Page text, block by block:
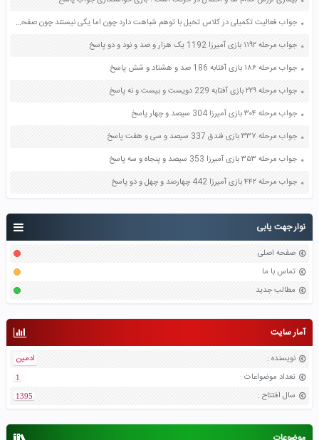
نوار جهت یابی
صفحه اصلی
تماس با ما
مطالب جدید
آمار سایت
نویسنده :
ادمین
تعداد موضواعات :
1
سال افتتاح :
1395
جواب فعالیت تکمیلی در کلاس تخیل با توهم شباهت دارد چون اما یکی نیستند چون صفحه 125 کتاب تفکر و سبک زندگی هشتم
جواب مرحله ۱۱۹۲ بازی آمیرزا 1192 یک هزار و صد و نود و دو پاسخ
جواب مرحله ۱۸۶ بازی آفتابه 186 صد و هشتاد و شش پاسخ
جواب مرحله ۲۲۹ بازی آفتابه 229 دویست و بیست و نه پاسخ
جواب مرحله ۳۰۴ بازی آمیرزا 304 سیصد و چهار پاسخ
جواب مرحله ۳۳۷ بازی فندق 337 سیصد و سی و هفت پاسخ
جواب مرحله ۳۵۳ بازی آمیرزا 353 سیصد و پنجاه و سه پاسخ
جواب مرحله ۴۴۲ بازی آمیرزا 442 چهارصد و چهل و دو پاسخ